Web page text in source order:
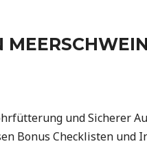
und Sicherer
Bonus Checklisten und